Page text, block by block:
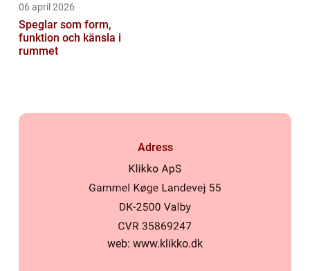
06 april 2026
Speglar som form,
funktion och känsla i
rummet
Adress
web: www.klikko.dk